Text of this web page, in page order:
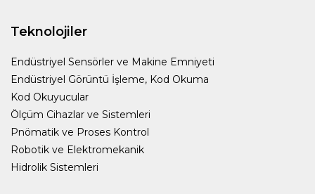
Teknolojiler
Endüstriyel Sensörler ve Makine Emniyeti
Endüstriyel Görüntü İşleme, Kod Okuma
Kod Okuyucular
Ölçüm Cihazlar ve Sistemleri
Pnömatik ve Proses Kontrol
Robotik ve Elektromekanik
Hidrolik Sistemleri